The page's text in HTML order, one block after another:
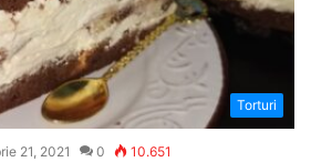
Torturi
21, 2021 0 10.651